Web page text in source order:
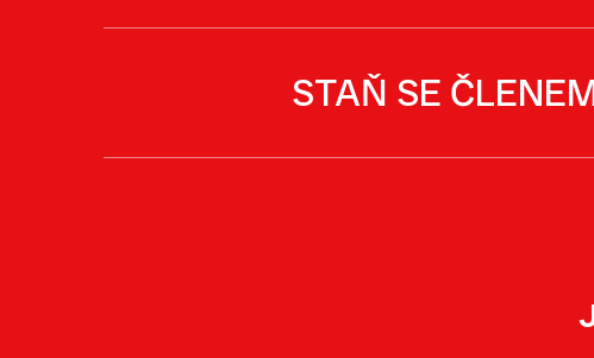
STAŇ SE